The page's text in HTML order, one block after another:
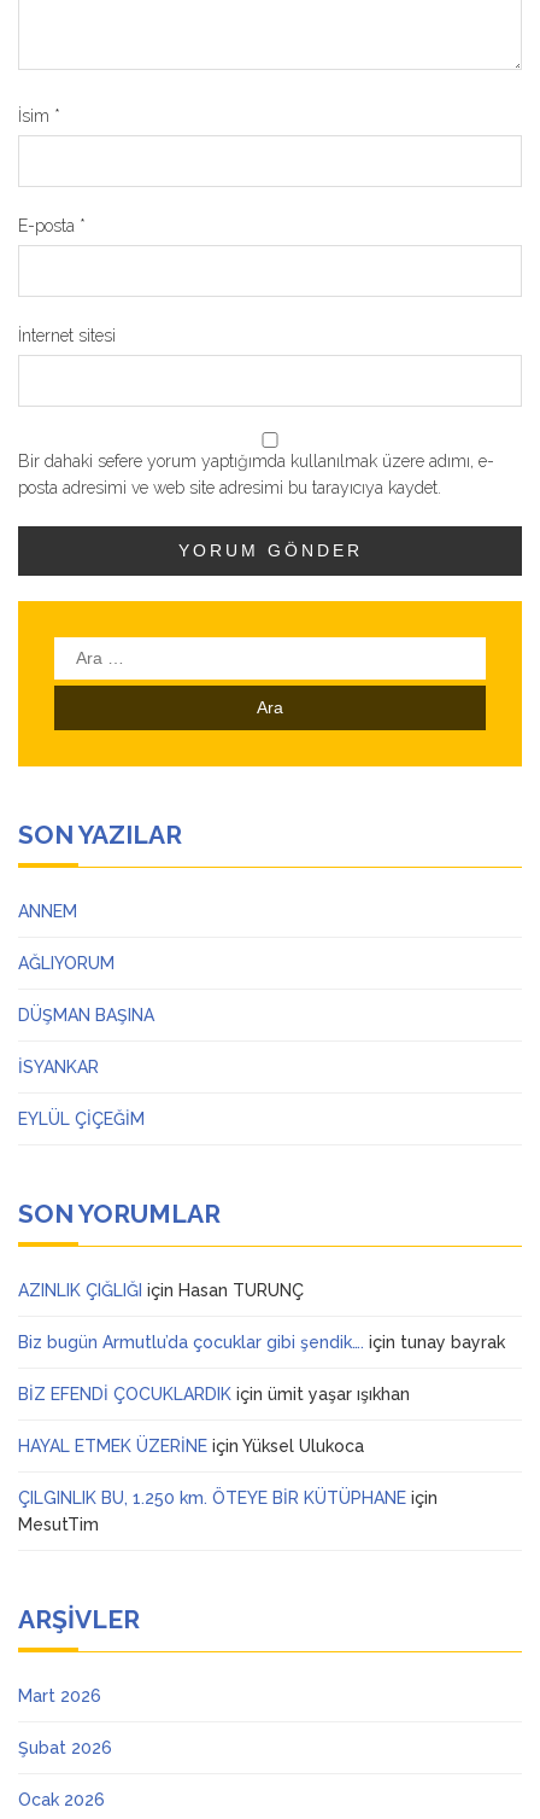
İsim *
E-posta *
İnternet sitesi
Bir dahaki sefere yorum yaptığımda kullanılmak üzere adımı, e-
posta adresimi ve web site adresimi bu tarayıcıya kaydet.
Arama:
SON YAZILAR
ANNEM
AĞLIYORUM
DÜŞMAN BAŞINA
İSYANKAR
EYLÜL ÇİÇEĞİM
SON YORUMLAR
AZINLIK ÇIĞLIĞI için Hasan TURUNÇ
Biz bugün Armutlu’da çocuklar gibi şendik…. için tunay bayrak
BİZ EFENDİ ÇOCUKLARDIK için ümit yaşar ışıkhan
HAYAL ETMEK ÜZERİNE için Yüksel Ulukoca
ÇILGINLIK BU, 1.250 km. ÖTEYE BİR KÜTÜPHANE için
MesutTim
ARŞIVLER
Mart 2026
Şubat 2026
Ocak 2026